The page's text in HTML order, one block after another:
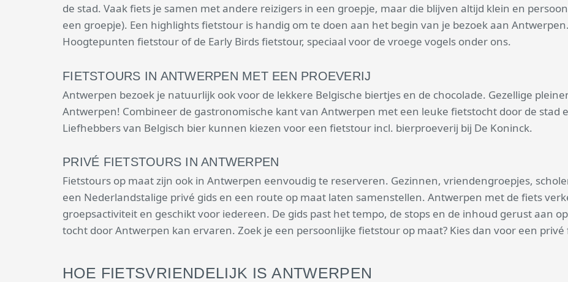
de stad. Vaak fiets je samen met andere reizigers in een groepje, maar die blijven altijd klein en
een groepje). Een highlights fietstour is handig om te doen aan het begin van je bezoek aan
Hoogtepunten fietstour of de Early Birds fietstour, speciaal voor de vroege vogels onder ons.
FIETSTOURS IN ANTWERPEN MET EEN PROEVERIJ
Antwerpen bezoek je natuurlijk ook voor de lekkere Belgische biertjes en de chocolade. Gezellige
Antwerpen! Combineer de gastronomische kant van Antwerpen met een leuke fietstocht door de stad
Liefhebbers van Belgisch bier kunnen kiezen voor een fietstour incl. bierproeverij bij De Koninck.
PRIVÉ FIETSTOURS IN ANTWERPEN
Fietstours op maat zijn ook in Antwerpen eenvoudig te reserveren. Gezinnen, vriendengroepjes,
een Nederlandstalige privé gids en een route op maat laten samenstellen. Antwerpen met de fiets
groepsactiviteit en geschikt voor iedereen. De gids past het tempo, de stops en de inhoud gerust aan
tocht door Antwerpen kan ervaren. Zoek je een persoonlijke fietstour op maat? Kies dan voor een
HOE FIETSVRIENDELIJK IS ANTWERPEN